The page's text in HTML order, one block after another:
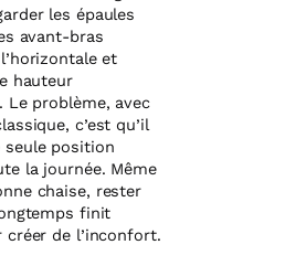
les épaules
avant-bras
et
hauteur
Le problème, avec
c’est qu’il
seule position
la journée. Même
chaise, rester
finit
créer de l’inconfort.